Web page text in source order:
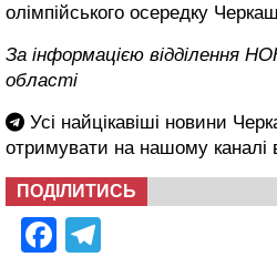
олімпійського осередку
За інформацією відділення
області
Усі найцікавіші новини
отримувати на нашому каналі
ПОДІЛИТИСЬ
Facebook